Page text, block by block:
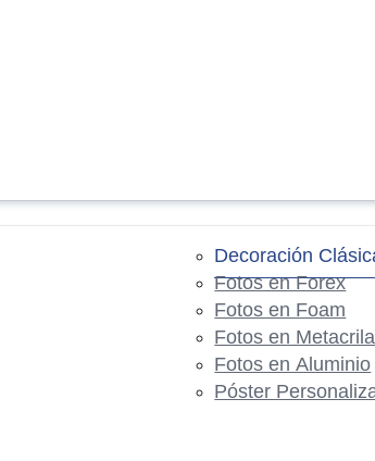
Decoración
Fotos en Forex
Fotos en Foam
Fotos en
Fotos en Aluminio
Póster